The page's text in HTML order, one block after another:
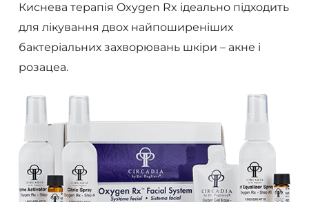
Киснева терапія Oxygen Rx ідеально підходить
для лікування двох найпоширеніших
бактеріальних захворювань шкіри – акне і
розацеа.